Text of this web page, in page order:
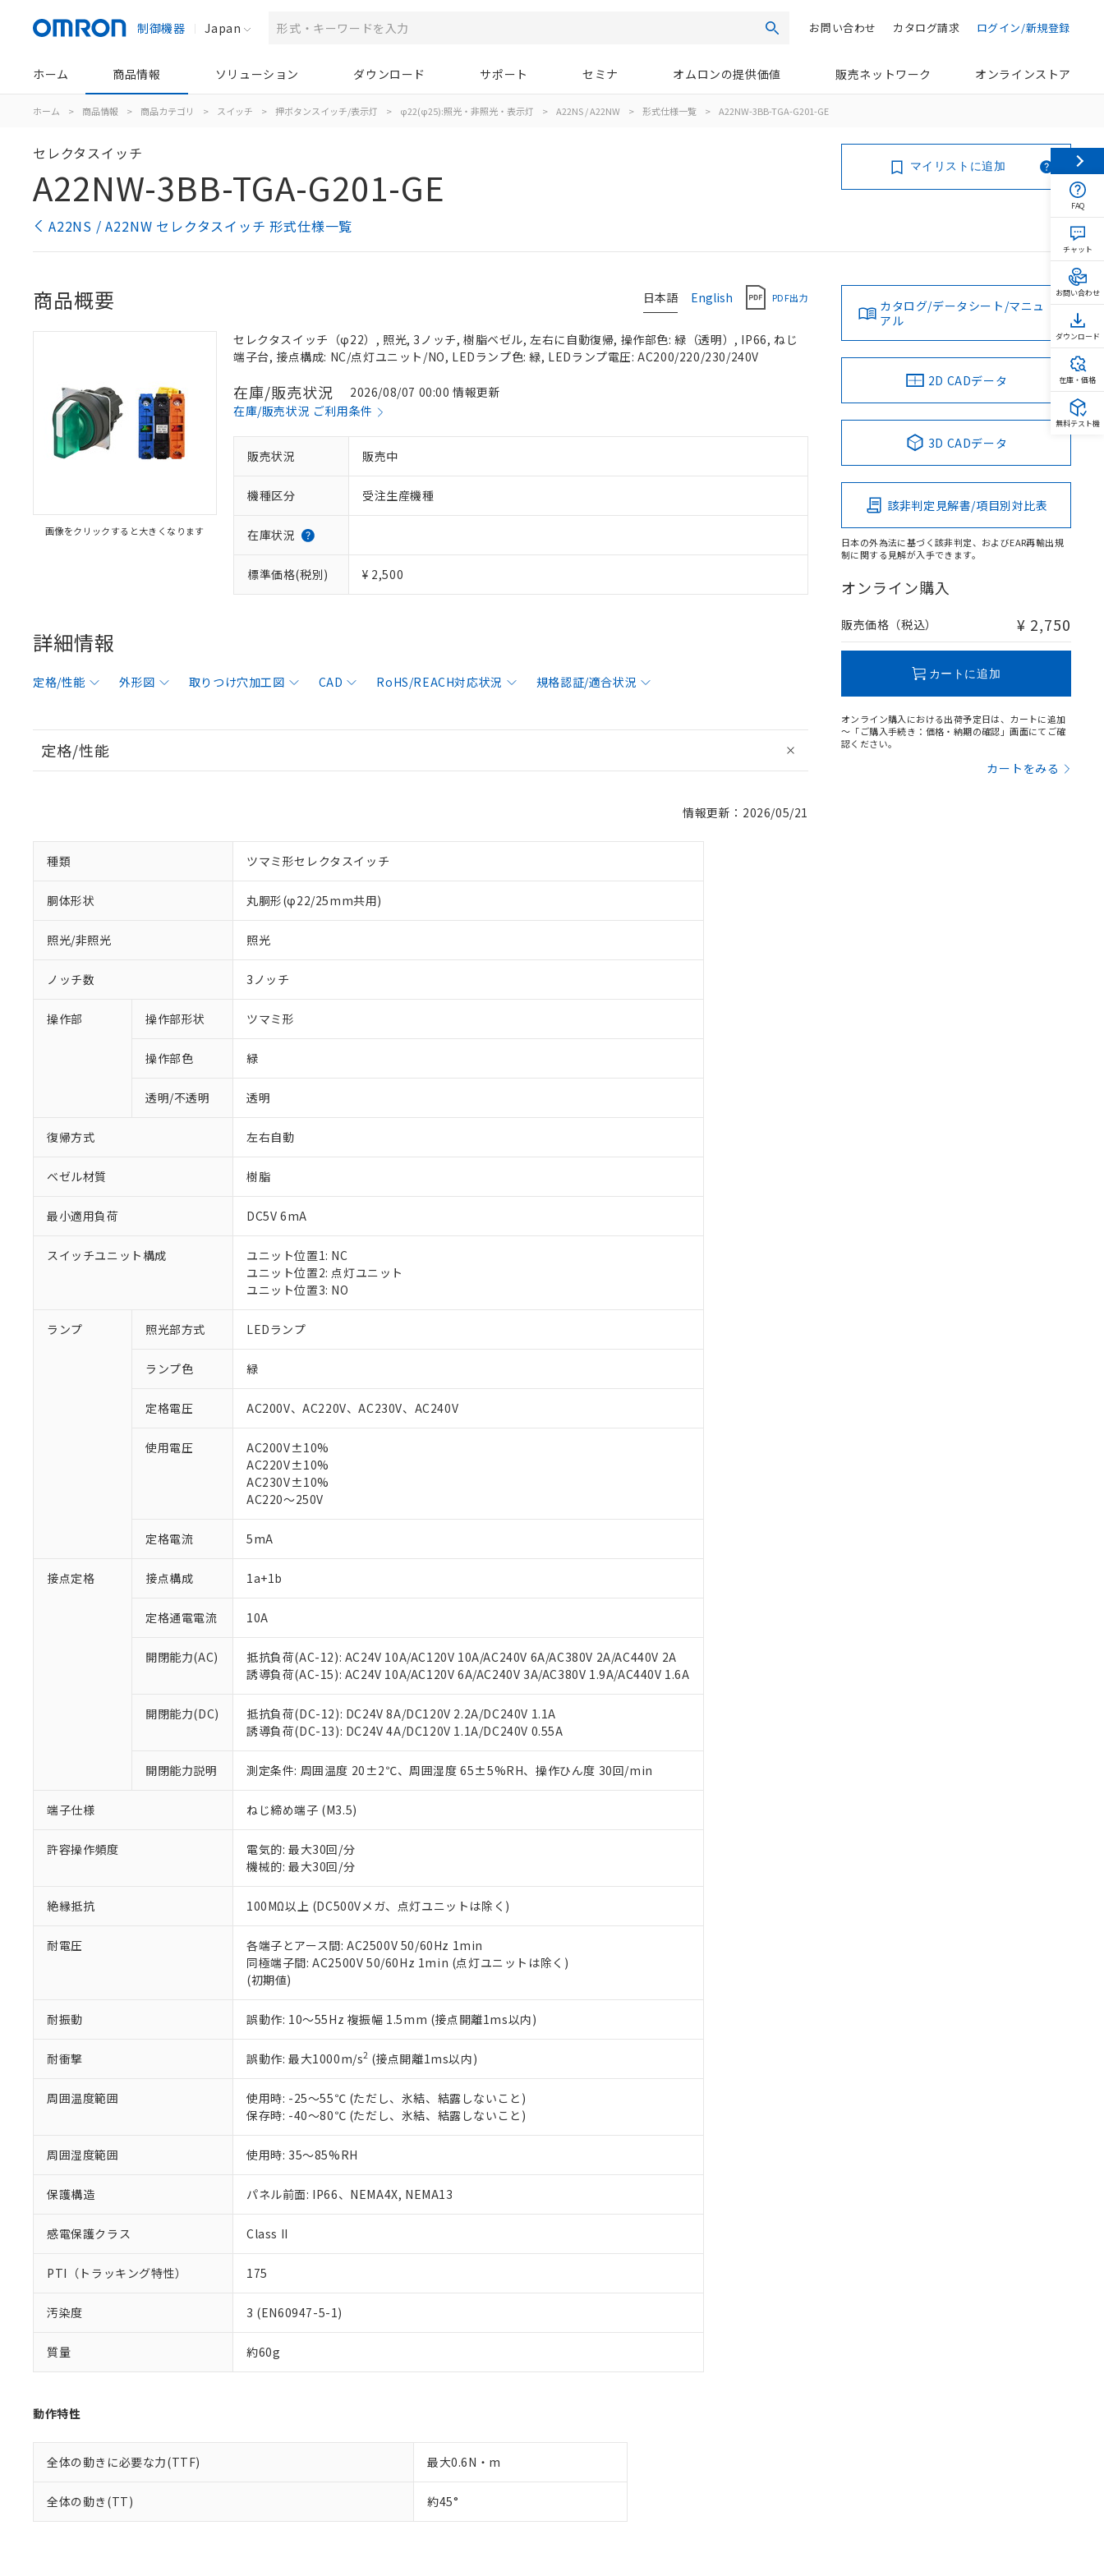
制御機器 Japan 検索 ログイン/新規登録
カタログ請求
お問い合わせ
ホーム 商品情報 ソリューション ダウンロード サポート セミナ オムロンの提供価値 販売ネットワーク オンラインストア
ホーム > 商品情報 > 商品カテゴリ > スイッチ > 押ボタンスイッチ/表示灯 > φ22(φ25):照光・非照光・表示灯 > A22NS / A22NW > 形式仕様一覧 > A22NW-3BB-TGA-G201-GE
セレクタスイッチ
A22NW-3BB-TGA-G201-GE
A22NS / A22NW セレクタスイッチ 形式仕様一覧
マイリストに追加
日本語 English PDF出力
商品概要
画像をクリックすると大きくなります
セレクタスイッチ（φ22）, 照光, 3ノッチ, 樹脂ベゼル, 左右に自動復帰, 操作部色: 緑（透明）, IP66, ねじ
端子台, 接点構成: NC/点灯ユニット/NO, LEDランプ色: 緑, LEDランプ電圧: AC200/220/230/240V
在庫/販売状況
2026/08/07 00:00 情報更新
在庫/販売状況 ご利用条件
販売状況 販売中
機種区分 受注生産機種
在庫状況
標準価格(税別) ¥ 2,500
詳細情報
定格/性能 外形図 取りつけ穴加工図 CAD RoHS/REACH対応状況 規格認証/適合状況
定格/性能
情報更新：2026/05/21
種類 ツマミ形セレクタスイッチ
胴体形状 丸胴形(φ22/25mm共用)
照光/非照光 照光
ノッチ数 3ノッチ
操作部 操作部形状 ツマミ形
操作部色 緑
透明/不透明 透明
復帰方式 左右自動
ベゼル材質 樹脂
最小適用負荷 DC5V 6mA
スイッチユニット構成
ユニット位置1: NC
ユニット位置2: 点灯ユニット
ユニット位置3: NO
ランプ 照光部方式 LEDランプ
ランプ色 緑
定格電圧 AC200V、AC220V、AC230V、AC240V
使用電圧
AC200V±10%
AC220V±10%
AC230V±10%
AC220～250V
定格電流 5mA
接点定格 接点構成 1a+1b
定格通電電流 10A
開閉能力(AC)
抵抗負荷(AC-12): AC24V 10A/AC120V 10A/AC240V 6A/AC380V 2A/AC440V 2A
誘導負荷(AC-15): AC24V 10A/AC120V 6A/AC240V 3A/AC380V 1.9A/AC440V 1.6A
開閉能力(DC)
抵抗負荷(DC-12): DC24V 8A/DC120V 2.2A/DC240V 1.1A
誘導負荷(DC-13): DC24V 4A/DC120V 1.1A/DC240V 0.55A
開閉能力説明 測定条件: 周囲温度 20±2℃、周囲湿度 65±5%RH、操作ひん度 30回/min
端子仕様 ねじ締め端子 (M3.5)
許容操作頻度
電気的: 最大30回/分
機械的: 最大30回/分
絶縁抵抗 100MΩ以上 (DC500Vメガ、点灯ユニットは除く)
耐電圧
各端子とアース間: AC2500V 50/60Hz 1min
同極端子間: AC2500V 50/60Hz 1min (点灯ユニットは除く)
(初期値)
耐振動 誤動作: 10～55Hz 複振幅 1.5mm (接点開離1ms以内)
耐衝撃 誤動作: 最大1000m/s2 (接点開離1ms以内)
周囲温度範囲
使用時: -25～55℃ (ただし、氷結、結露しないこと)
保存時: -40～80℃ (ただし、氷結、結露しないこと)
周囲湿度範囲 使用時: 35～85%RH
保護構造 パネル前面: IP66、NEMA4X, NEMA13
感電保護クラス Class II
PTI（トラッキング特性） 175
汚染度 3 (EN60947-5-1)
質量 約60g
動作特性
全体の動きに必要な力(TTF) 最大0.6N・m
全体の動き(TT) 約45°
カタログ/データシート/マニュ
アル
2D CADデータ
3D CADデータ
該非判定見解書/項目別対比表
日本の外為法に基づく該非判定、およびEAR再輸出規
制に関する見解が入手できます。
オンライン購入
販売価格（税込） ¥ 2,750
カートに追加
オンライン購入における出荷予定日は、カートに追加
～「ご購入手続き：価格・納期の確認」画面にてご確
認ください。
カートをみる
ご利用条件
くものです。
当社制御機器事業取扱商品の中には、本サービスの対象外となる商品もあることをご了承ください。
在庫状況および標準価格照会結果は、記載している更新日時点での社内データに基づき作成されるも
のであり、閲覧された時点での実際の在庫および標準価格とは異なる場合があることをご了承くださ
い。
正式な納期状況および標準価格はお客様のお取引先、またはお客様担当のオムロン制御機器販売店・
当社販売員にご相談ください。
在庫状況および標準価格結果を当社の事前の承諾なく第三者に漏洩または開示しないようお願いしま
す。
マイパーツ機能（部品リスト作成サービス）をご利用いただくには、I-Webメンバーズにご登録され
ている必要があります。
お客様が当ウェブサイト上で当社にご登録された部品リストについて、当社および当社の共同利用者
が、当社の製品・サービスに関するお客様との取引・商談に必要な範囲で利用することをご了承くだ
※当社の共同利用者とは、
"個人情報の共同利用に関して"
いる法人を指します。
※1 対応状況
対応済み：EU RoHS指令（10物質）の非含有に対応した製品が提供可能な商品です。
対応予定：EU RoHS指令（10物質）の非含有に対応した製品に切り替える予定のある商品です。
対応予定なし：EU RoHS指令（10物質）の非含有に非対応の商品で、対応品を出す予定はありません。
調査・確認中：EU RoHS指令（10物質）の非含有の対応状況を調査中または確認中の商品です。
仕入先様の事情により、非含有部品としていたものが、含有品と判明した場合などやむを得ず変更すること
があります。
*EU RoHS指令（10物質）：
鉛(Pb) 1000ppm以下、 水銀(Hg) 1000ppm以下、 カドミウム(Cd) 100ppm以下、
フタル酸ビス(2-エチルヘキシル) (DEHP)(別名：DOP) 1000ppm以下、フタル酸ブチルベンジル（BBP） 1000ppm以下、フタル酸ジブチ
ル（DBP） 1000ppm以下、フタル酸ジイソブチル (DIBP) 1000ppm以下
但し、RoHS指令で産業用監視および制御機器に対する適用除外項目は除く。
フタル酸エステル類の４物質については閾値を超える意図的な使用がないことを確認しています。
部品在庫の切り替え状況などにより、予定月が前後することがあります。
※3 非含有証明書ダウンロード
下記の非含有証明書をダウンロードすることができます。
EU RoHS指令（10物質）の非含有証明書
※本証明書は発行日時点で非含有を証明するもので、過去に遡って非含有を証明するものではありません。
また、RoHS指令のフタル酸エステル類４物質の対応では、対応完了までの期間は出荷製品に未対応品が
混在することから備考欄に対応日を記載しておりました。
既に当社にて対応品への在庫切替を完了していることから、特段のことがない限り、2022年1月12日よ
り割愛しております。
※1 中国RoHS○×表
「○」：最大均質材料含有率が中国RoHSの基準値以下であることを示します。
「×」：最大均質材料含有率が中国RoHSの基準値を超えていることを示します。
「－」：未確認です。当社販売部門へお問い合わせください。
*中国RoHS10物質の基準値 (GB/T26572)：
Pb(鉛) :1000ppm、 Hg(水銀) : 1000ppm、 Cd(カドミウム) : 100ppm、
Cr(Ⅵ)(六価クロム) : 1000ppm、 PBBs(ポリ臭化ビフェニル類) : 1000ppm、 PBDEs(ポリ臭化ジフェニルエーテル類) : 1000ppm、
DEHP(フタル酸ビス(2-エチルヘキシル)) : 1000ppm
※2 環境保護使用期限
「10」：通常の使用状況下において有害物質が外部に漏えいし、環境に深刻な影響を及ぼさない年数を意
味します。
「－」：未確認です。当社販売部門へお問い合わせください。
う）を輸出または国外への提供する場合は、日本国政府の輸出許可(または役務取引許可)を取得する
などの必要な手続きをとります。
当社は規制貨物を破棄する場合は、完全に破砕するなど、違法に輸出されないよう必要な手段を講じ
ます。
当社は貴社製品を、核兵器、ミサイル、化学兵器、生物兵器またはその他武器並びにこれらの製造装
置等に一切使用いたしません。
また当社は、販売先および販売に係わる関係者が違法に輸出するおそれがある場合は、取り引きをい
たしません。
記
号
説明
○ 一定数以上の在庫あり
機器販売店・当社販売員にご確認ください)
白
受注生産機種、また在庫状況の情報を公開していない機種
FAQ
チャット
お問い合わせ
ダウンロード
在庫・価格
無料テスト機